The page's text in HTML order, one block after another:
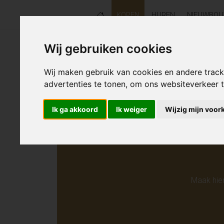
Wij gebruiken cookies
Wij maken gebruik van cookies en andere
advertenties te tonen, om ons websiteverkeer
Ik ga akkoord Ik weiger Wijzig mijn
KOPEN HUREN
Helaas
Maak